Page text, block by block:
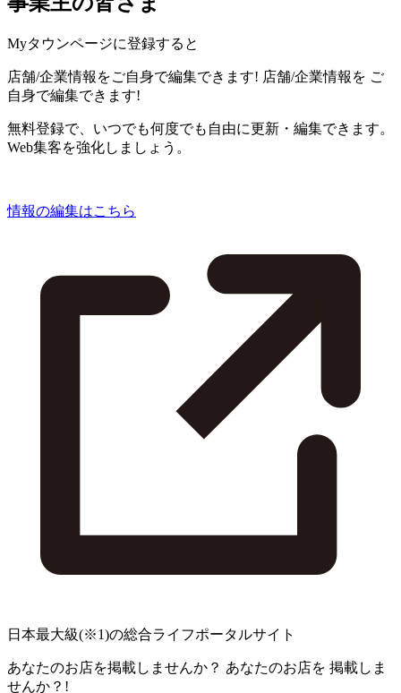
Myタウンページに登録すると
店舗/企業情報をご自身で編集できます! 店舗/企業情報を ご
自身で編集できます!
無料登録で、いつでも何度でも自由に更新・編集できます。
Web集客を強化しましょう。
情報の編集はこちら
日本最大級(※1)の総合ライフポータルサイト
あなたのお店を掲載しませんか？ あなたのお店を 掲載しま
せんか？!